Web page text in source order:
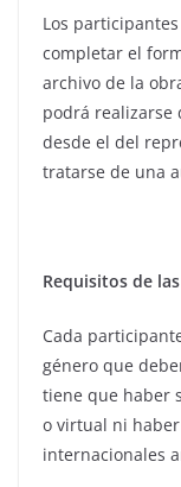
Los
completar el
archivo de la
podrá realizarse
desde el del
tratarse de una
Requisitos de
Cada
género que
tiene que haber
o virtual ni
internacionales